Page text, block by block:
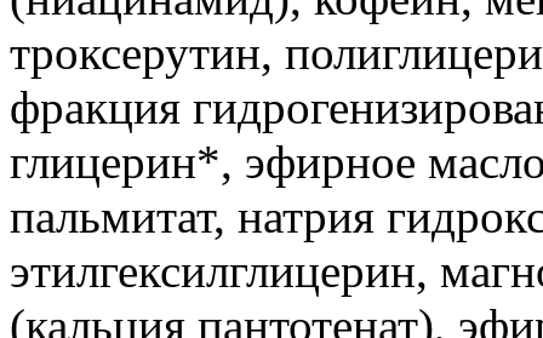
троксерутин,
фракция
глицерин*, эфирное
пальмитат, натрия
этилгексилглицерин,
(кальция пантотенат),